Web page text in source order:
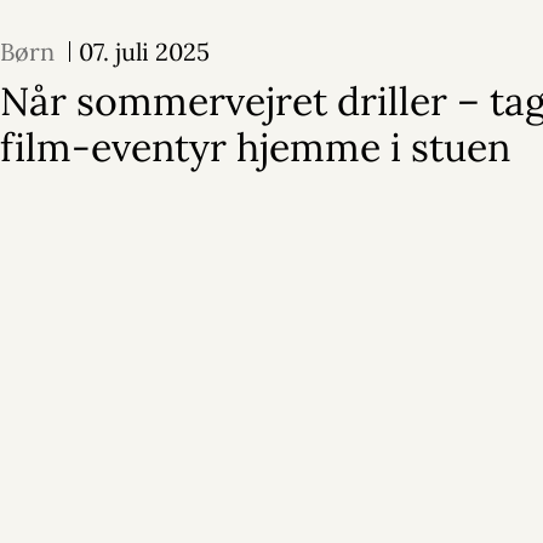
Børn 07. juli 2025
Når sommervejret driller –
film-eventyr hjemme i stuen